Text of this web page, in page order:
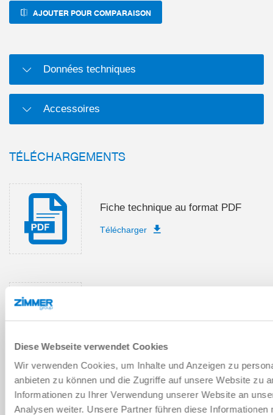
Diese Webseite verwendet Cookies
Wir verwenden Cookies, um Inhalte und Anzeigen zu
anbieten zu können und die Zugriffe auf unsere Website zu
Informationen zu Ihrer Verwendung unserer Website an
Analysen weiter. Unsere Partner führen diese
AJOUTER POUR COMPARAISON
Données techniques
Accessoires
TÉLÉCHARGEMENTS
Fiche technique au format PDF
Télécharger
Télécharger les données de CAO